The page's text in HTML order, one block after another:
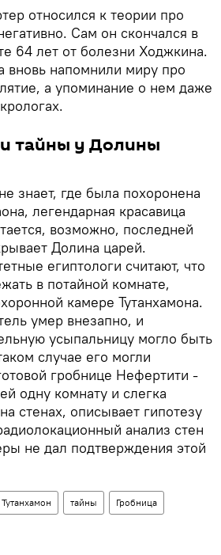
относился к теории про
Сам он скончался в
64 лет от болезни Ходжкина.
вновь напомнили миру про
а упоминание о нем даже
тайны у Долины
знает, где была похоронена
легендарная красавица
возможно, последней
Долина царей.
египтологи считают, что
в потайной комнате,
камере Тутанхамона.
умер внезапно, и
усыпальницу могло быть
случае его могли
гробнице Нефертити -
одну комнату и слегка
стенах, описывает гипотезу
анализ стен
не дал подтверждения этой
Тутанхамон тайны Гробница